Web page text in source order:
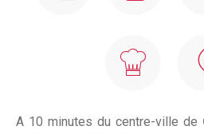
A 10 minutes du centre-ville de